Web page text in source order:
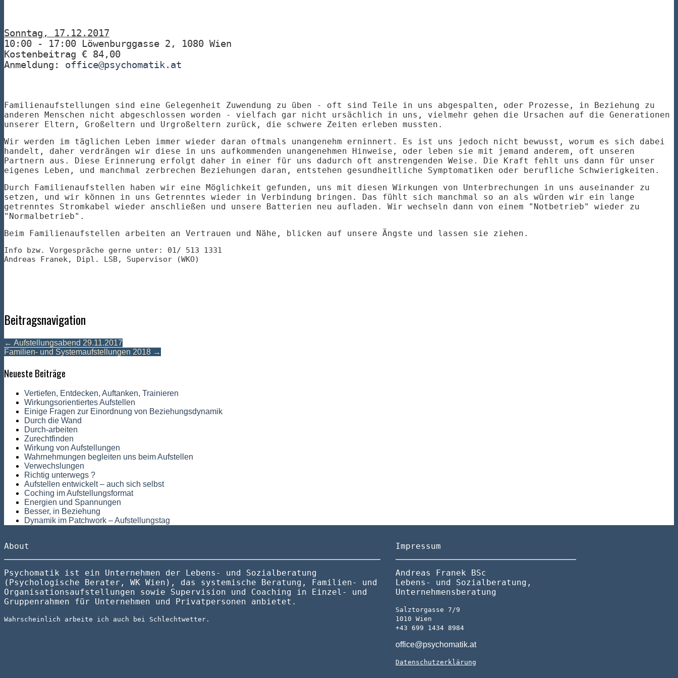
Sonntag, 17.12.2017
10:00 - 17:00 Löwenburggasse 2, 1080 Wien
Kostenbeitrag € 84,00
Anmeldung:
office@psychomatik.at
Familienaufstellungen sind eine Gelegenheit Zuwendung zu üben - oft sind Teile in uns abgespalten, oder Prozesse, in Beziehung zu
anderen Menschen nicht abgeschlossen worden - vielfach gar nicht ursächlich in uns, vielmehr gehen die Ursachen auf die Generationen
unserer Eltern, Großeltern und Urgroßeltern zurück, die schwere Zeiten erleben mussten.
Wir werden im täglichen Leben immer wieder daran oftmals unangenehm erninnert. Es ist uns jedoch nicht bewusst, worum es sich dabei
handelt, daher verdrängen wir diese in uns aufkommenden unangenehmen Hinweise, oder leben sie mit jemand anderem, oft unseren
Partnern aus. Diese Erinnerung erfolgt daher in einer für uns dadurch oft anstrengenden Weise. Die Kraft fehlt uns dann für unser
eigenes Leben, und manchmal zerbrechen Beziehungen daran, entstehen gesundheitliche Symptomatiken oder berufliche Schwierigkeiten.
Durch Familienaufstellen haben wir eine Möglichkeit gefunden, uns mit diesen Wirkungen von Unterbrechungen in uns auseinander zu
setzen, und wir können in uns Getrenntes wieder in Verbindung bringen. Das fühlt sich manchmal so an als würden wir ein lange
getrenntes Stromkabel wieder anschließen und unsere Batterien neu aufladen. Wir wechseln dann von einem "Notbetrieb" wieder zu
"Normalbetrieb".
Beim Familienaufstellen arbeiten an Vertrauen und Nähe, blicken auf unsere Ängste und lassen sie ziehen.
Info bzw. Vorgespräche gerne unter: 01/ 513 1331
Andreas Franek, Dipl. LSB, Supervisor (WKO)
Beitragsnavigation
← Aufstellungsabend 29.11.2017
Familien- und Systemaufstellungen 2018 →
Neueste Beiträge
Vertiefen, Entdecken, Auftanken, Trainieren
Wirkungsorientiertes Aufstellen
Einige Fragen zur Einordnung von Beziehungsdynamik
Durch die Wand
Durch-arbeiten
Zurechtfinden
Wirkung von Aufstellungen
Wahrnehmungen begleiten uns beim Aufstellen
Verwechslungen
Richtig unterwegs ?
Aufstellen entwickelt – auch sich selbst
Coching im Aufstellungsformat
Energien und Spannungen
Besser, in Beziehung
Dynamik im Patchwork – Aufstellungstag
About
Psychomatik ist ein Unternehmen der Lebens- und Sozialberatung
(Psychologische Berater, WK Wien), das systemische Beratung, Familien- und
Organisationsaufstellungen sowie Supervision und Coaching in Einzel- und
Gruppenrahmen für Unternehmen und Privatpersonen anbietet.
Wahrscheinlich arbeite ich auch bei Schlechtwetter.
Impressum
Andreas Franek BSc
Lebens- und Sozialberatung,
Unternehmensberatung
Salztorgasse 7/9
1010 Wien
+43 699 1434 8984
office@psychomatik.at
Datenschutzerklärung